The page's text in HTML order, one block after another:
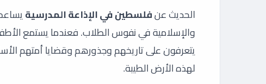
الحديث عنفلسطين في الإذاعة المدرسية
والإسلامية في نفوس الطلاب. فعندما يستمع
يتعرفون على تاريخهم وجذورهم وقضايا أمتهم
لهذه الأرض الطيبة.